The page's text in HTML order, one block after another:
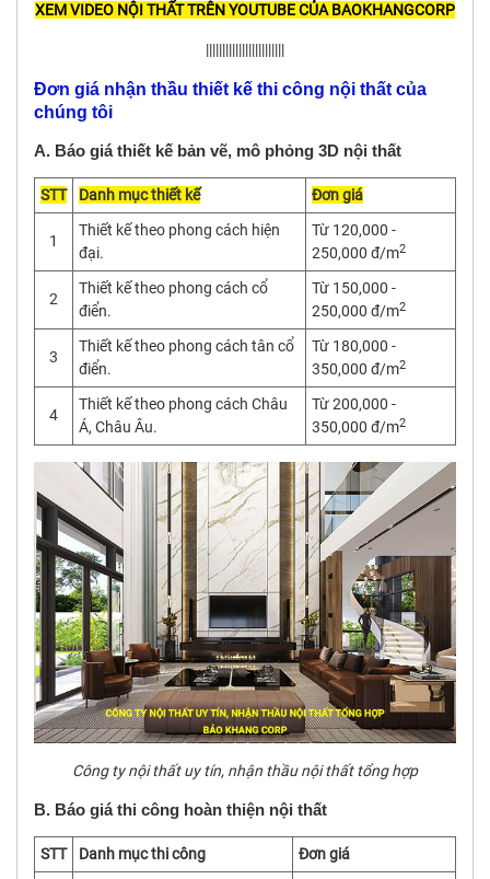
XEM VIDEO NỘI THẤT TRÊN YOUTUBE CỦA BAOKHANGCORP
||||||||||||||||||||||||
Đơn giá nhận thầu thiết kế thi công nội thất của
chúng tôi
A. Báo giá thiết kế bản vẽ, mô phỏng 3D nội thất
STT Danh mục thiết kế Đơn giá
1
Thiết kế theo phong cách hiện
đại.
Từ 120,000 -
250,000 đ/m2
2
Thiết kế theo phong cách cổ
điển.
Từ 150,000 -
250,000 đ/m2
3
Thiết kế theo phong cách tân cổ
điển.
Từ 180,000 -
350,000 đ/m2
4
Thiết kế theo phong cách Châu
Á, Châu Âu.
Từ 200,000 -
350,000 đ/m2
Công ty nội thất uy tín, nhận thầu nội thất tổng hợp
B. Báo giá thi công hoàn thiện nội thất
STT Danh mục thi công Đơn giá